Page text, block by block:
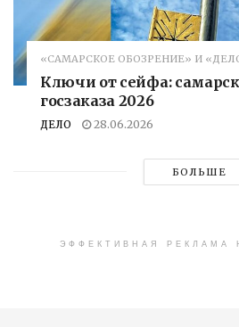
«САМАРСКОЕ ОБОЗРЕНИЕ» И
Ключи от сейфа:
госзаказа 2026
ДЕЛО 28.06.2026
БОЛЬШЕ
ЭФФЕКТИВНАЯ РЕКЛАМА